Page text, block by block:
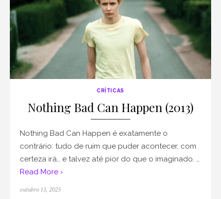
CRÍTICAS
Nothing Bad Can Happen (2013)
Nothing Bad Can Happen é exatamente o
contrário: tudo de ruim que puder acontecer, com
certeza irá… e talvez até pior do que o imaginado. …
Read More ›
Posted
outubro 13, 2025